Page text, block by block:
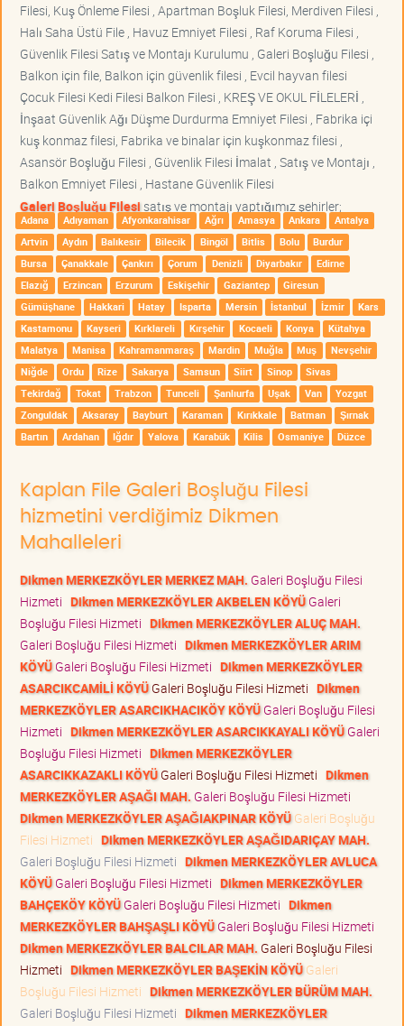
Filesi, Kuş Önleme Filesi , Apartman Boşluk Filesi, Merdiven Filesi ,
Halı Saha Üstü File , Havuz Emniyet Filesi , Raf Koruma Filesi ,
Güvenlik Filesi Satış ve Montajı Kurulumu , Galeri Boşluğu Filesi ,
Balkon için file, Balkon için güvenlik filesi , Evcil hayvan filesi
Çocuk Filesi Kedi Filesi Balkon Filesi , KREŞ VE OKUL FİLELERİ ,
İnşaat Güvenlik Ağı Düşme Durdurma Emniyet Filesi , Fabrika içi
kuş konmaz filesi, Fabrika ve binalar için kuşkonmaz filesi ,
Asansör Boşluğu Filesi , Güvenlik Filesi İmalat , Satış ve Montajı ,
Balkon Emniyet Filesi , Hastane Güvenlik Filesi
Galeri Boşluğu Filesisatış ve montajı yaptığımız şehirler;
Adana Adıyaman Afyonkarahisar Ağrı Amasya Ankara
Antalya
Artvin
Aydın Balıkesir Bilecik Bingöl Bitlis Bolu
Burdur
Bursa
Çanakkale Çankırı Çorum Denizli Diyarbakır
Edirne
Elazığ
Erzincan Erzurum Eskişehir Gaziantep
Giresun
Gümüşhane
Hakkari Hatay Isparta Mersin İstanbul İzmir
Kars
Kastamonu
Kayseri Kırklareli Kırşehir Kocaeli Konya
Kütahya
Malatya
Manisa Kahramanmaraş Mardin Muğla Muş
Nevşehir
Niğde
Ordu Rize Sakarya Samsun Siirt Sinop
Sivas
Tekirdağ
Tokat Trabzon Tunceli Şanlıurfa Uşak Van
Yozgat
Zonguldak
Aksaray Bayburt Karaman Kırıkkale Batman
Şırnak
Bartın
Ardahan Iğdır Yalova Karabük Kilis Osmaniye Düzce
Kaplan File Galeri Boşluğu Filesi
hizmetini verdiğimiz Dikmen
Mahalleleri
Dikmen MERKEZKÖYLER MERKEZ MAH. Galeri Boşluğu Filesi
Hizmeti Dikmen MERKEZKÖYLER AKBELEN KÖYÜGaleri
Boşluğu Filesi Hizmeti Dikmen MERKEZKÖYLER ALUÇ MAH.
Galeri Boşluğu Filesi Hizmeti Dikmen MERKEZKÖYLER ARIM
KÖYÜGaleri Boşluğu Filesi Hizmeti Dikmen MERKEZKÖYLER
ASARCIKCAMİLİ KÖYÜGaleri Boşluğu Filesi Hizmeti Dikmen
MERKEZKÖYLER ASARCIKHACIKÖY KÖYÜGaleri Boşluğu Filesi
Hizmeti Dikmen MERKEZKÖYLER ASARCIKKAYALI KÖYÜGaleri
Boşluğu Filesi Hizmeti Dikmen MERKEZKÖYLER
ASARCIKKAZAKLI KÖYÜGaleri Boşluğu Filesi Hizmeti Dikmen
MERKEZKÖYLER AŞAĞI MAH. Galeri Boşluğu Filesi Hizmeti
Dikmen MERKEZKÖYLER AŞAĞIAKPINAR KÖYÜGaleri Boşluğu
Filesi Hizmeti Dikmen MERKEZKÖYLER AŞAĞIDARIÇAY MAH.
Galeri Boşluğu Filesi Hizmeti Dikmen MERKEZKÖYLER AVLUCA
KÖYÜGaleri Boşluğu Filesi Hizmeti Dikmen MERKEZKÖYLER
BAHÇEKÖY KÖYÜGaleri Boşluğu Filesi Hizmeti Dikmen
MERKEZKÖYLER BAHŞAŞLI KÖYÜGaleri Boşluğu Filesi Hizmeti
Dikmen MERKEZKÖYLER BALCILAR MAH. Galeri Boşluğu Filesi
Hizmeti Dikmen MERKEZKÖYLER BAŞEKİN KÖYÜGaleri
Boşluğu Filesi Hizmeti Dikmen MERKEZKÖYLER BÜRÜM MAH.
Galeri Boşluğu Filesi Hizmeti Dikmen MERKEZKÖYLER